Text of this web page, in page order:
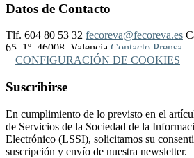
Datos de Contacto
Tlf. 604 80 53 32 fecoreva@fecoreva.es
65, 1º, 46008, Valencia Contacto Prensa
CONFIGURACIÓN DE COOKIES
Suscribirse
En cumplimiento de lo previsto en el
de Servicios de la Sociedad de la
Electrónico (LSSI), solicitamos su
suscripción y envío de nuestra newsletter.